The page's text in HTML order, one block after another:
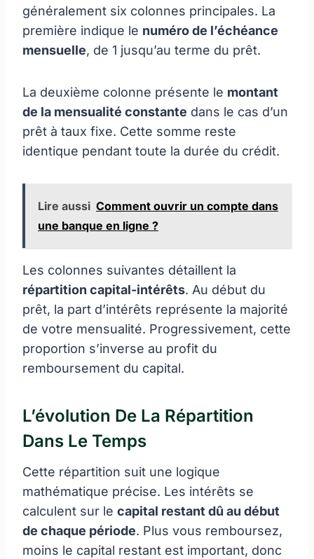
généralement six colonnes principales. La
première indique le numéro de l’échéance
mensuelle, de 1 jusqu’au terme du prêt.
La deuxième colonne présente le montant
de la mensualité constante dans le cas d’un
prêt à taux fixe. Cette somme reste
identique pendant toute la durée du crédit.
Lire aussi Comment ouvrir un compte dans
une banque en ligne ?
Les colonnes suivantes détaillent la
répartition capital-intérêts. Au début du
prêt, la part d’intérêts représente la majorité
de votre mensualité. Progressivement, cette
proportion s’inverse au profit du
remboursement du capital.
L’évolution De La Répartition
Dans Le Temps
Cette répartition suit une logique
mathématique précise. Les intérêts se
calculent sur le capital restant dû au début
de chaque période. Plus vous remboursez,
moins le capital restant est important, donc